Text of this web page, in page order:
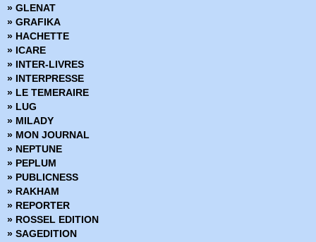
» Fear Itself
» Fear Itself - Hors Série
» Fear Itself - The fearless
» Fortnite x Marvel : La Guerre zéro
» Generation X
» House of M
» Hulk (Vol 1) Version Intégrale
» Hulk (Vol 2 - 2003)
» Hulk (Vol 3 - 2012)
» Infinite Crisis 52
» Infinity
» Inhumans vs X-Men
» Iron-man - Hors Serie
» Iron-man (Vol 1) - Renaissance des Heros
» Iron-man (Vol 2) - Retour des Heros
» Iron-man (Vol 3 - 2012)
» Iron-man (Vol 4 - 2013)
» GLENAT
» GRAFIKA
» HACHETTE
» ICARE
» INTER-LIVRES
» INTERPRESSE
» LE TEMERAIRE
» LUG
» MILADY
» MON JOURNAL
» NEPTUNE
» PEPLUM
» PUBLICNESS
» RAKHAM
» REPORTER
» ROSSEL EDITION
» SAGEDITION